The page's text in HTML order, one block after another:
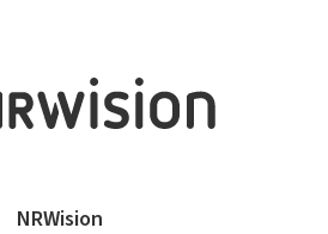
NRWision